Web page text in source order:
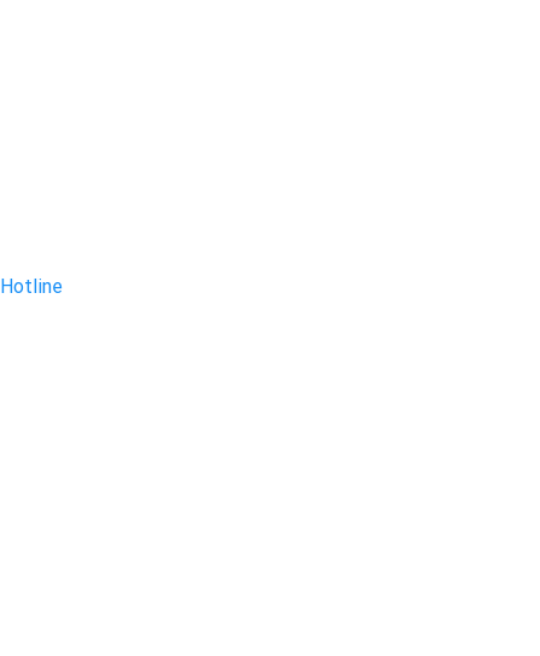
Hotline